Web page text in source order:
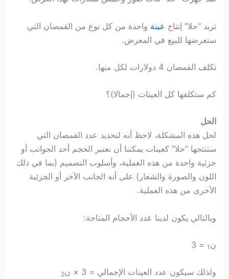
تريد “حلا” إنتاج عينة واحدة من كل نوع من القمصان التي
ستعرضها للبيع في المعرض.
تكلف القمصان 4 دولارات لكل منها.
كم ستكلفها كل العينات (إجمالا)؟
الحل
لحل هذه المشكلة، لاحظ أنه لتحديد عدد القمصان التي
ستنتجها “حلا” كعينات يمكننا أن نعتبر الحجم أحد الجوانب أو
جزئية واحدة من هذه العملية، وأسلوب التصميم (بما في ذلك
اللون والصورة والشعار) على أنه الجانب الآخر أو الجزئية
الأخرى من هذه العملية.
وبالتالي يكون لدينا عدد الأحجام المتاحة:
ن 1
= 3
ولذلك سيكون عدد العينات الإجمالي = 3 × ن 2